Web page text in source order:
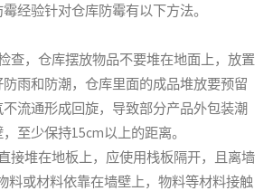
经验针对仓库防霉有以下方法。
查，仓库摆放物品不要堆在地面上，放置
雨和防潮，仓库里面的成品堆放要预留
流通形成回旋，导致部分产品外包装潮
至少保持15cm以上的距离。
接堆在地板上，应使用栈板隔开，且离墙
料或材料依靠在墙壁上，物料等材料接触